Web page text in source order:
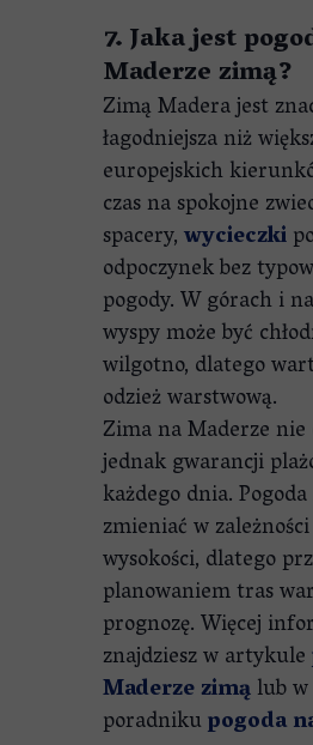
7. Jaka jest
Maderze zimą?
Zimą Madera jest
łagodniejsza niż
europejskich
czas na spokojne
spacery,wycieczki
odpoczynek bez
pogody. W górach i
wyspy może być
wilgotno, dlatego
odzież warstwową.
Zima na Maderze nie
jednak gwarancji
każdego dnia.
zmieniać w
wysokości, dlatego
planowaniem tras
prognozę. Więcej
znajdziesz w artykule
Maderze zimąlub
poradnikupogoda